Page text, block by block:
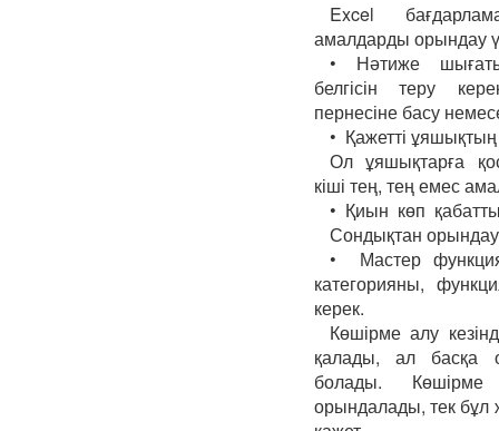
Excel
амалдарды орындау
• Нәтиже
белгісін теру
пернесіне басу
• Қажетті
Ол ұяшықтарға
кіші тең, тең емес
• Қиын көп
Сондықтан орындау
• Мастер
категорияны,
керек.
Көшірме алу
қалады, ал басқа
болады.
орындалады, тек бұл